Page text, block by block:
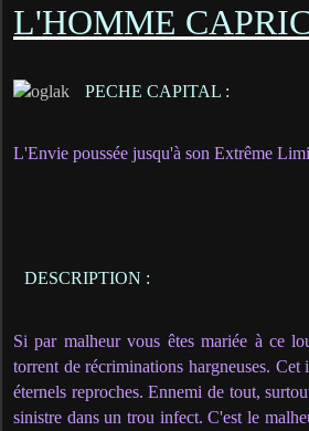
L'HOMME
PECHE CAPITAL :
L'Envie poussée jusqu'à son Extrême
DESCRIPTION :
Si par malheur vous êtes mariée à ce
torrent de récriminations hargneuses.
éternels reproches. Ennemi de tout,
sinistre dans un trou infect. C'est le